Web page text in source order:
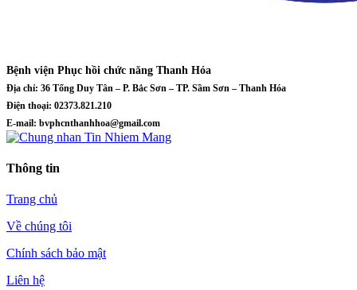
Bệnh viện Phục hồi chức năng Thanh Hóa
Địa chỉ: 36 Tống Duy Tân – P. Bắc Sơn – TP. Sầm Sơn – Thanh Hóa
Điện thoại: 02373.821.210
E-mail: bvphcnthanhhoa@gmail.com
Thông tin
Trang chủ
Về chúng tôi
Chính sách bảo mật
Liên hệ